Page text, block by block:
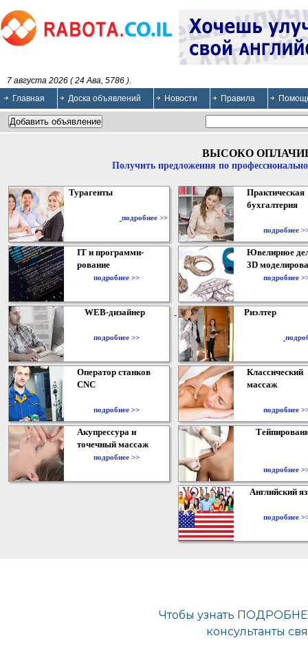
7 августа 2026 ( 24 Ава, 5786 ).
Главная
Доска объявлений Новости Правила
ВЫСОКО
Получить предложения по
Турагенты
подробнее >>
Практическая
бухгалтерия
подробнее
IT и программи-
рование
подробнее >>
Ювелирное
3D
подробнее
WEB-дизайнер
подробнее >>
Риэлтер
Оператор станков
CNC
подробнее >>
Классический
массаж
подробнее
Акупрессура и
точечный массаж
подробнее >>
подробнее
Английский
подробнее